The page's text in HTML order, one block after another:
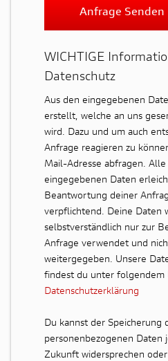
Anfrage Senden
WICHTIGE
Datenschutz
Aus den eingegebenen
erstellt, welche an uns
wird. Dazu und um auch
Anfrage reagieren zu
Mail-Adresse abfragen.
eingegebenen Daten
Beantwortung deiner
verpflichtend. Deine Daten
selbstverständlich nur zur
Anfrage verwendet und
weitergegeben. Unsere
findest du unter folgendem
Datenschutzerklärung
Du kannst der Speicherung
personenbezogenen Daten
Zukunft widersprechen